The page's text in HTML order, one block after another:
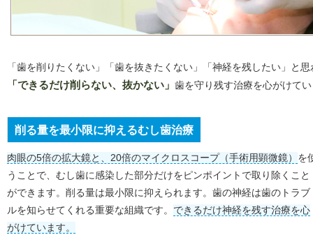
「歯を削りたくない」「歯を抜きたくない」「神経を残したい」と
「できるだけ削らない、抜かない」 歯を守り残す治療を心がけて
削る量を最小限に抑えるむし歯治療
肉眼の5倍の拡大鏡と、20倍のマイクロスコープ（手術用顕微鏡） を
うことで、むし歯に感染した部分だけをピンポイントで取り除くこと
ができます。削る量は最小限に抑えられます。歯の神経は歯のトラブ
ルを知らせてくれる重要な組織です。 できるだけ神経を残す治療を心
がけています。